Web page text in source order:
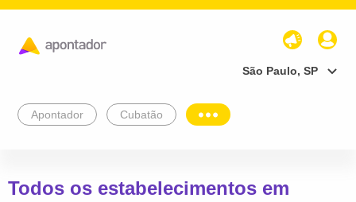
São Paulo, SP
Apontador Cubatão
Todos os estabelecimentos em